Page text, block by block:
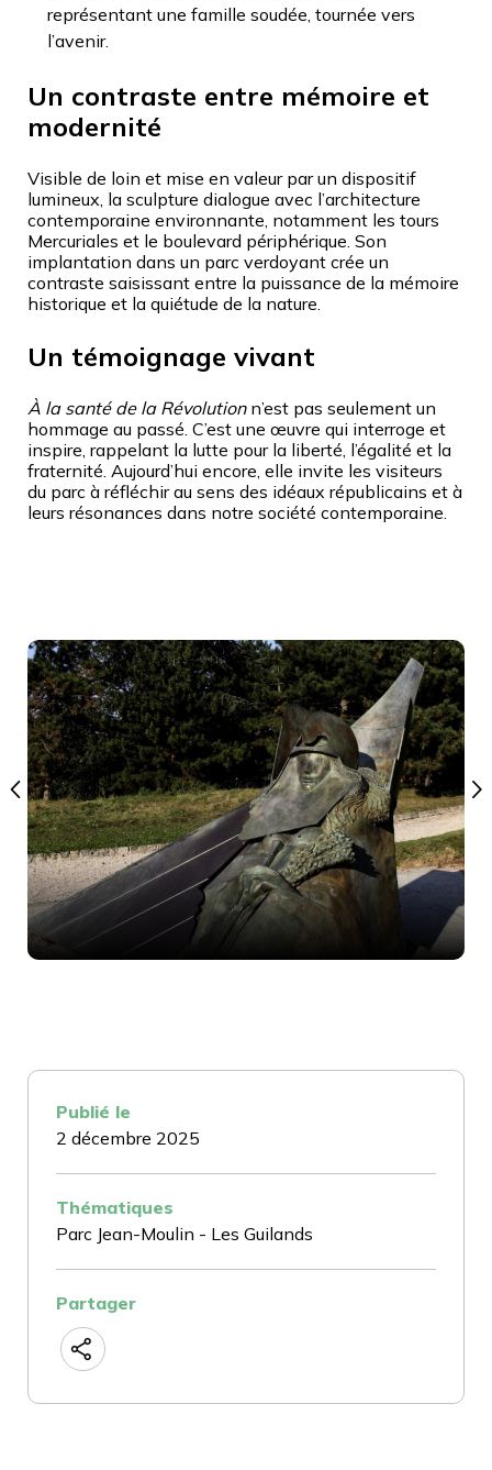
Publié le
2 décembre 2025
Thématiques
Parc Jean-Moulin - Les Guilands
Partager
représentant une famille soudée, tournée vers
l’avenir.
Un contraste entre mémoire et
modernité
Visible de loin et mise en valeur par un dispositif
lumineux, la sculpture dialogue avec l’architecture
contemporaine environnante, notamment les tours
Mercuriales et le boulevard périphérique. Son
implantation dans un parc verdoyant crée un
contraste saisissant entre la puissance de la mémoire
historique et la quiétude de la nature.
Un témoignage vivant
À la santé de la Révolutionn’est pas seulement un
hommage au passé. C’est une œuvre qui interroge et
inspire, rappelant la lutte pour la liberté, l’égalité et la
fraternité. Aujourd’hui encore, elle invite les visiteurs
du parc à réfléchir au sens des idéaux républicains et à
leurs résonances dans notre société contemporaine.